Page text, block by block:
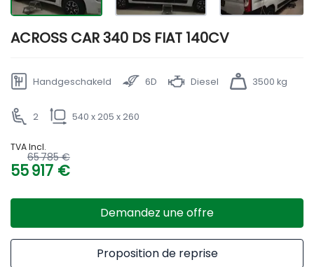
ACROSS CAR 340 DS FIAT 140CV
Handgeschakeld 6D Diesel 3500 kg
2 540 x 205 x 260
TVA Incl.
65 785 €
55 917 €
Demandez une offre
Proposition de reprise